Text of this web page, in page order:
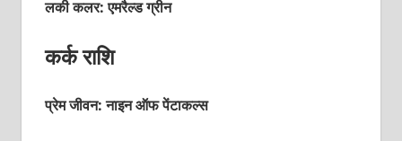
लकी कलर: एमरैल्‍ड ग्रीन
कर्क राशि
प्रेम जीवन: नाइन ऑफ पेंटाकल्‍स